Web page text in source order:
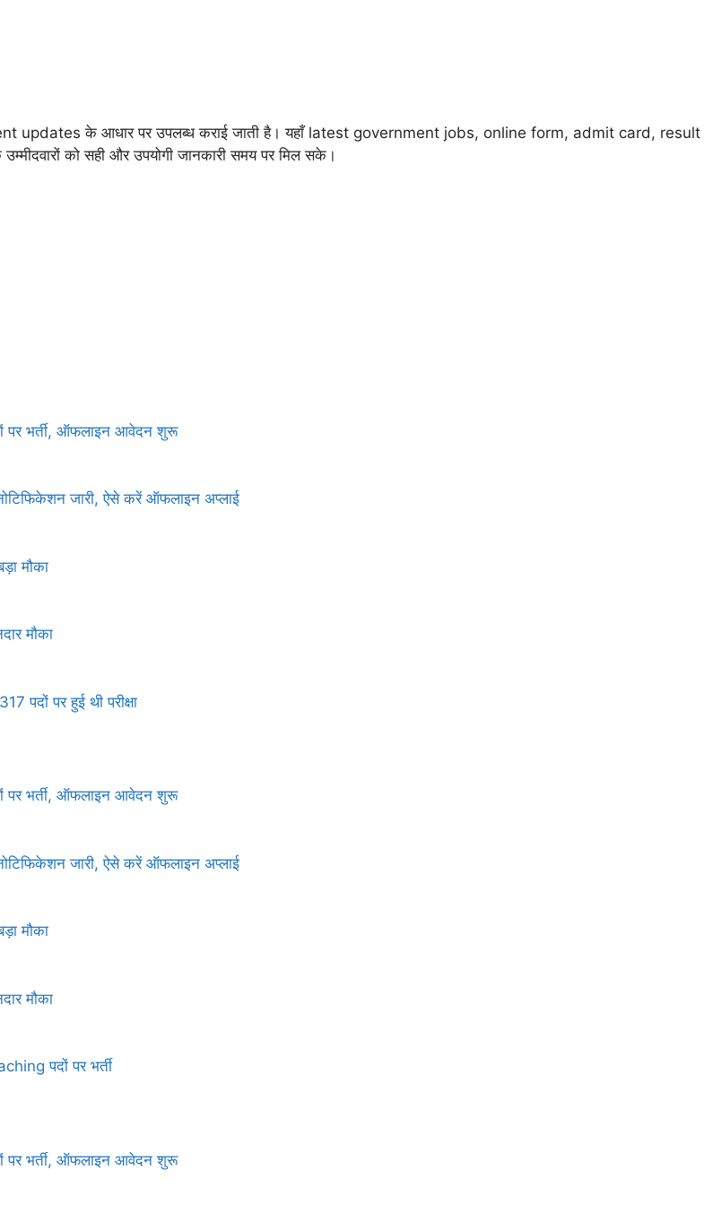
updates के आधार पर उपलब्ध कराई जाती है। यहाँ latest government jobs, online form, admit card, result
को सही और उपयोगी जानकारी समय पर मिल सके।
भर्ती, ऑफलाइन आवेदन शुरू
जारी, ऐसे करें ऑफलाइन अप्लाई
मौका
मौका
पर हुई थी परीक्षा
भर्ती, ऑफलाइन आवेदन शुरू
जारी, ऐसे करें ऑफलाइन अप्लाई
मौका
मौका
पदों पर भर्ती
भर्ती, ऑफलाइन आवेदन शुरू